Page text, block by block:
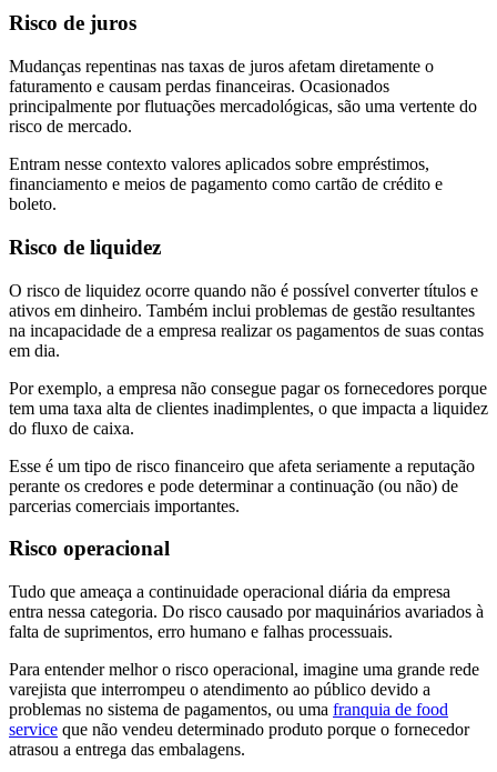
Risco de juros
Mudanças repentinas nas taxas de juros afetam diretamente o
faturamento e causam perdas financeiras. Ocasionados
principalmente por flutuações mercadológicas, são uma vertente do
risco de mercado.
Entram nesse contexto valores aplicados sobre empréstimos,
financiamento e meios de pagamento como cartão de crédito e
boleto.
Risco de liquidez
O risco de liquidez ocorre quando não é possível converter títulos e
ativos em dinheiro. Também inclui problemas de gestão resultantes
na incapacidade de a empresa realizar os pagamentos de suas contas
em dia.
Por exemplo, a empresa não consegue pagar os fornecedores porque
tem uma taxa alta de clientes inadimplentes, o que impacta a liquidez
do fluxo de caixa.
Esse é um tipo de risco financeiro que afeta seriamente a reputação
perante os credores e pode determinar a continuação (ou não) de
parcerias comerciais importantes.
Risco operacional
Tudo que ameaça a continuidade operacional diária da empresa
entra nessa categoria. Do risco causado por maquinários avariados à
falta de suprimentos, erro humano e falhas processuais.
Para entender melhor o risco operacional, imagine uma grande rede
varejista que interrompeu o atendimento ao público devido a
problemas no sistema de pagamentos, ou uma franquia de food
service que não vendeu determinado produto porque o fornecedor
atrasou a entrega das embalagens.